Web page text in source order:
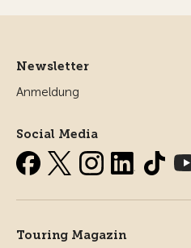
Newsletter
Anmeldung
Social Media
Touring Magazin